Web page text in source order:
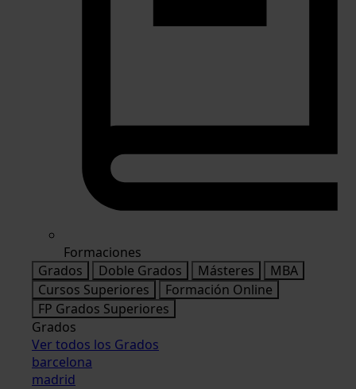
Formaciones
Grados
Doble Grados Másteres
MBA
Cursos Superiores
Formación Online
FP Grados Superiores
Grados
Ver todos los Grados
barcelona
madrid